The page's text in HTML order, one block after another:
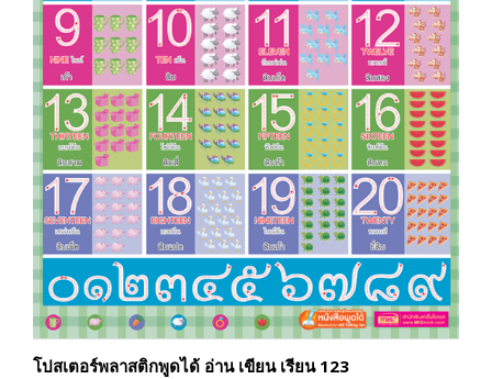
โปสเตอร์พลาสติกพูดได้ อ่าน เขียน เรียน 123